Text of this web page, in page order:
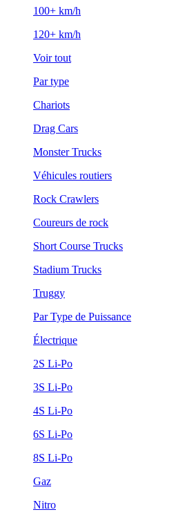
100+ km/h
120+ km/h
Voir tout
Par type
Chariots
Drag Cars
Monster Trucks
Véhicules routiers
Rock Crawlers
Coureurs de rock
Short Course Trucks
Stadium Trucks
Truggy
Par Type de Puissance
Électrique
2S Li-Po
3S Li-Po
4S Li-Po
6S Li-Po
8S Li-Po
Gaz
Nitro